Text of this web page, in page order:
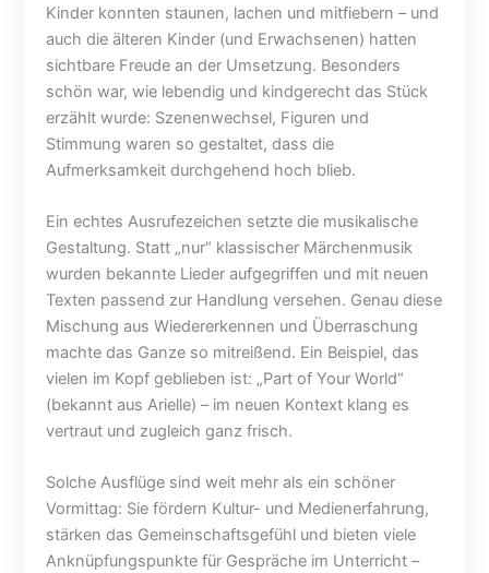
Kinder konnten staunen, lachen und mitfiebern – und
auch die älteren Kinder (und Erwachsenen) hatten
sichtbare Freude an der Umsetzung. Besonders
schön war, wie lebendig und kindgerecht das Stück
erzählt wurde: Szenenwechsel, Figuren und
Stimmung waren so gestaltet, dass die
Aufmerksamkeit durchgehend hoch blieb.
Ein echtes Ausrufezeichen setzte die musikalische
Gestaltung. Statt „nur“ klassischer Märchenmusik
wurden bekannte Lieder aufgegriffen und mit neuen
Texten passend zur Handlung versehen. Genau diese
Mischung aus Wiedererkennen und Überraschung
machte das Ganze so mitreißend. Ein Beispiel, das
vielen im Kopf geblieben ist: „Part of Your World“
(bekannt aus Arielle) – im neuen Kontext klang es
vertraut und zugleich ganz frisch.
Solche Ausflüge sind weit mehr als ein schöner
Vormittag: Sie fördern Kultur- und Medienerfahrung,
stärken das Gemeinschaftsgefühl und bieten viele
Anknüpfungspunkte für Gespräche im Unterricht –
i
ß
i
g
e
b
a
t
d
i
s
s
e
n
;
B
u
e
e
s
R
a
d
w
e
s
a
b
p
a
n
e
n
e
V
o
r
i
t
t
a
g
s
c
h
u